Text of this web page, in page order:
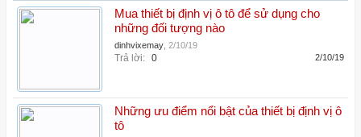
Mua thiết bị định vị ô tô để sử dụng cho
những đối tượng nào
dinhvixemay 2/10/19
Trả lời: 0 2/10/19
Những ưu điểm nổi bật của thiết bị định vị ô
tô